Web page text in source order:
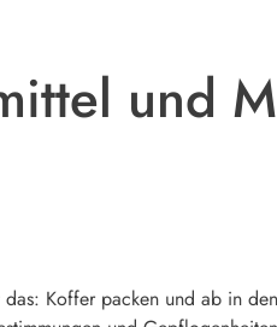
und
Koffer packen und ab in